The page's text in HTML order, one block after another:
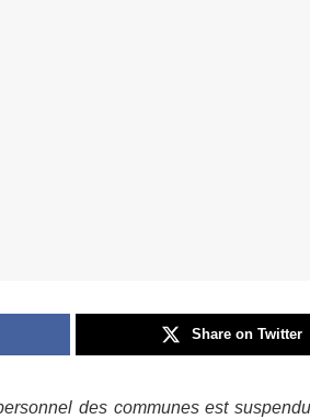
Share on Twitter
des communes est